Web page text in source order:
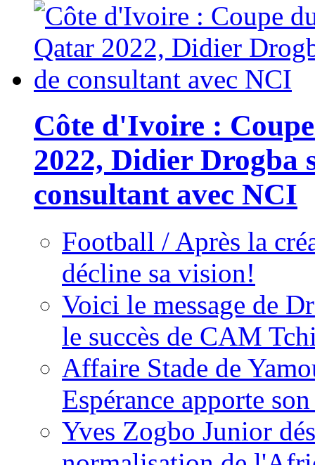
Côte d'Ivoire :
2022, Didier Drogba
consultant avec NCI
Football / Après la
décline sa vision!
Voici le message de
le succès de CAM
Affaire Stade de
Espérance apporte
Yves Zogbo Junior